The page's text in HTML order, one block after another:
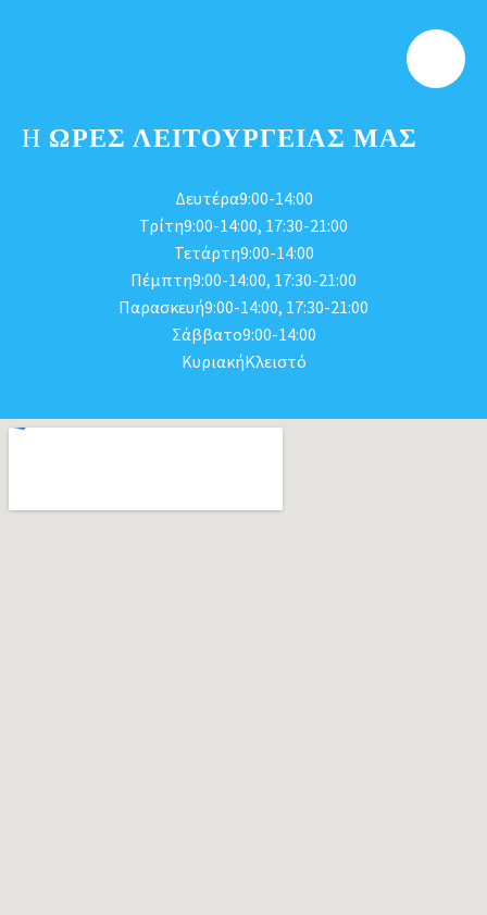
Η ΩΡΕΣ ΛΕΙΤΟΥΡΓΕΊΑΣ ΜΑΣ
Δευτέρα9:00-14:00
Τρίτη9:00-14:00, 17:30-21:00
Τετάρτη9:00-14:00
Πέμπτη9:00-14:00, 17:30-21:00
Παρασκευή9:00-14:00, 17:30-21:00
Σάββατο9:00-14:00
ΚυριακήΚλειστό